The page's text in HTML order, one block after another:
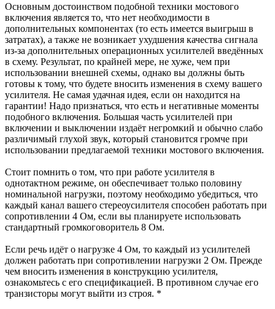
Основным достоинством подобной техники мостового
включения является то, что нет необходимости в
дополнительных компонентах (то есть имеется выигрыш в
затратах), а также не возникает ухудшения качества сигнала
из-за дополнительных операционных усилителей введённых
в схему. Результат, по крайней мере, не хуже, чем при
использовании внешней схемы, однако вы должны быть
готовы к тому, что будете вносить изменения в схему вашего
усилителя. Не самая удачная идея, если он находится на
гарантии! Надо признаться, что есть и негативные моменты
подобного включения. Большая часть усилителей при
включении и выключении издаёт негромкий и обычно слабо
различимый глухой звук, который становится громче при
использовании предлагаемой техники мостового включения.
Стоит помнить о том, что при работе усилителя в
однотактном режиме, он обеспечивает только половину
номинальной нагрузки, поэтому необходимо убедиться, что
каждый канал вашего стереоусилителя способен работать при
сопротивлении 4 Ом, если вы планируете использовать
стандартный громкоговоритель 8 Ом.
Если речь идёт о нагрузке 4 Ом, то каждый из усилителей
должен работать при сопротивлении нагрузки 2 Ом. Прежде
чем вносить изменения в конструкцию усилителя,
ознакомьтесь с его спецификацией. В противном случае его
транзисторы могут выйти из строя. *